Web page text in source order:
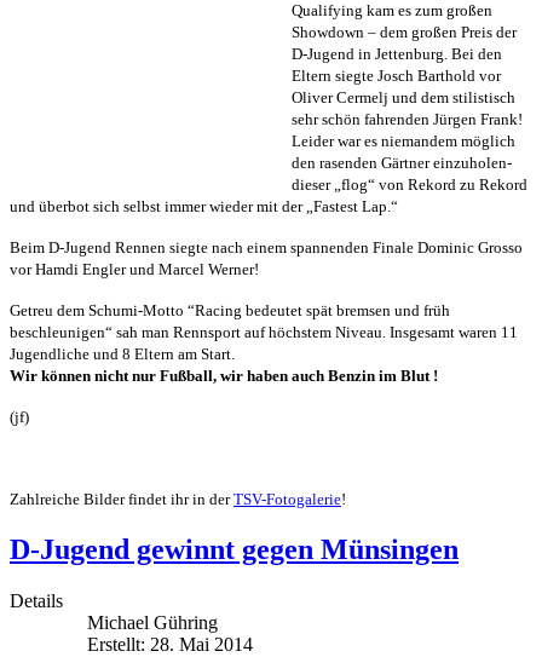
Qualifying kam es zum großen
Showdown – dem großen Preis der
D-Jugend in Jettenburg. Bei den
Eltern siegte Josch Barthold vor
Oliver Cermelj und dem stilistisch
sehr schön fahrenden Jürgen Frank!
Leider war es niemandem möglich
den rasenden Gärtner einzuholen-
dieser „flog“ von Rekord zu Rekord
und überbot sich selbst immer wieder mit der „Fastest Lap.“
Beim D-Jugend Rennen siegte nach einem spannenden Finale Dominic Grosso
vor Hamdi Engler und Marcel Werner!
Getreu dem Schumi-Motto “Racing bedeutet spät bremsen und früh
beschleunigen“ sah man Rennsport auf höchstem Niveau. Insgesamt waren 11
Jugendliche und 8 Eltern am Start.
Wir können nicht nur Fußball, wir haben auch Benzin im Blut !
(jf)
Zahlreiche Bilder findet ihr in derTSV-Fotogalerie!
D-Jugend gewinnt gegen Münsingen
Details
Michael Gühring
Erstellt: 28. Mai 2014